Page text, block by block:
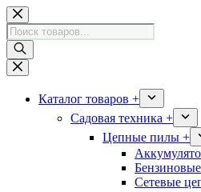
Перейти
к
сути
Поиск
товаров
Каталог товаров +
Садовая техника +
Цепные пилы +
Сетевые